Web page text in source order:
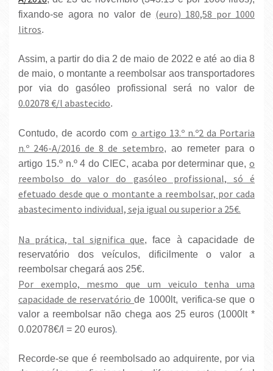
fixando-se agora no valor de (euro) 180,58 por 1000
litros.
Assim, a partir do dia 2 de maio de 2022 e até ao dia 8
de maio, o montante a reembolsar aos transportadores
por via do gasóleo profissional será no valor de
0.02078 €/l abastecido.
Contudo, de acordo com o artigo 13.º n.º2 da Portaria
n.º 246-A/2016 de 8 de setembro, ao remeter para o
artigo 15.º n.º 4 do CIEC, acaba por determinar que, o
reembolso do valor do gasóleo profissional, só é
efetuado desde que o montante a reembolsar, por cada
abastecimento individual, seja igual ou superior a 25€.
Na prática, tal significa que, face à capacidade de
reservatório dos veículos, dificilmente o valor a
reembolsar chegará aos 25€.
Por exemplo, mesmo que um veiculo tenha uma
capacidade de reservatóriode 1000lt, verifica-se que o
valor a reembolsar não chega aos 25 euros (1000lt *
0.02078€/l = 20 euros).
Recorde-se que é reembolsado ao adquirente, por via